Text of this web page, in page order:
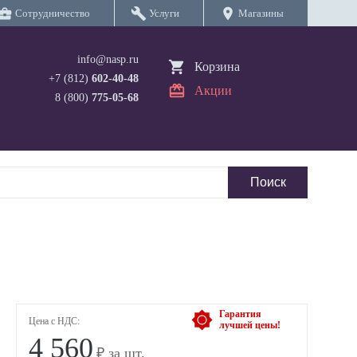
Сотрудничество build Услуги location_on Магазины
info@nasp.ru
+7 (812) 602-40-48
8 (800) 775-05-68
Корзина
Акции
Гарантия
лучшей цены!
Цена с НДС:
4 560 ₽ за шт.